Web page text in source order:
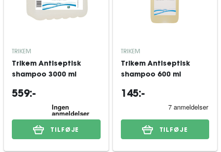
TRIKEM
Trikem Antiseptisk
shampoo 3000 ml
559:-
TILFØJE
TRIKEM
Trikem Antiseptisk
shampoo 600 ml
145:-
TILFØJE